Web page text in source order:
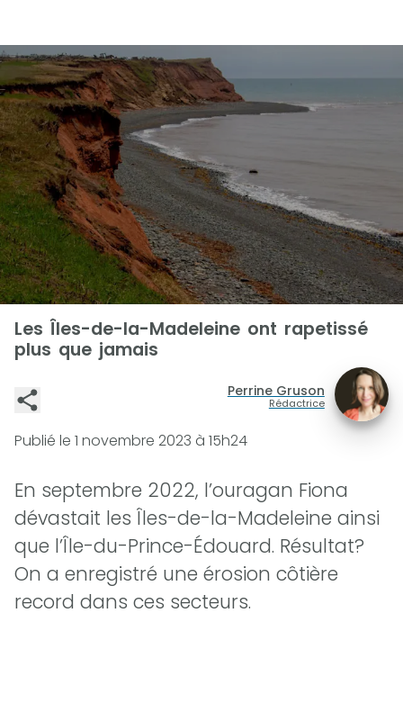
Les Îles-de-la-Madeleine ont rapetissé
plus que jamais
Perrine Gruson
Rédactrice
Publié le 1 novembre 2023 à 15h24
En septembre 2022, l’ouragan Fiona
dévastait les Îles-de-la-Madeleine ainsi
que l’Île-du-Prince-Édouard. Résultat?
On a enregistré une érosion côtière
record dans ces secteurs.